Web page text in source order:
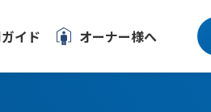
イド オーナー様へ